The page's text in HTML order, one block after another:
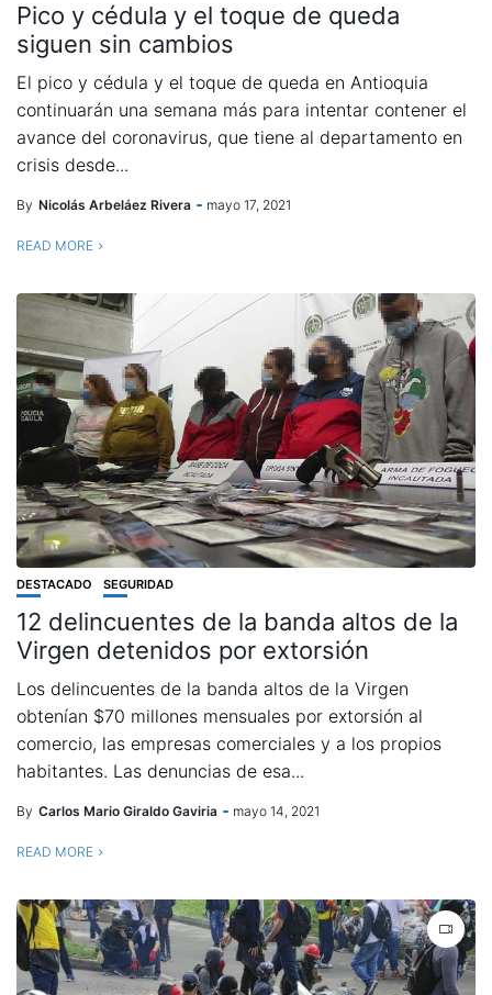
Pico y cédula y el toque de queda
siguen sin cambios
El pico y cédula y el toque de queda en Antioquia
continuarán una semana más para intentar contener el
avance del coronavirus, que tiene al departamento en
crisis desde...
By Nicolás Arbeláez Rivera mayo 17, 2021
READ MORE
DESTACADO SEGURIDAD
12 delincuentes de la banda altos de la
Virgen detenidos por extorsión
Los delincuentes de la banda altos de la Virgen
obtenían $70 millones mensuales por extorsión al
comercio, las empresas comerciales y a los propios
habitantes. Las denuncias de esa...
By Carlos Mario Giraldo Gaviria mayo 14, 2021
READ MORE